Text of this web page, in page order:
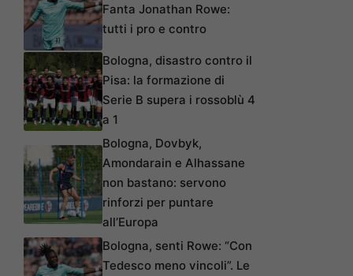
Fanta Jonathan Rowe:
tutti i pro e contro
Bologna, disastro contro il
Pisa: la formazione di
Serie B supera i rossoblù 4
a 1
Bologna, Dovbyk,
Amondarain e Alhassane
non bastano: servono
rinforzi per puntare
all’Europa
Bologna, senti Rowe: “Con
Tedesco meno vincoli”. Le